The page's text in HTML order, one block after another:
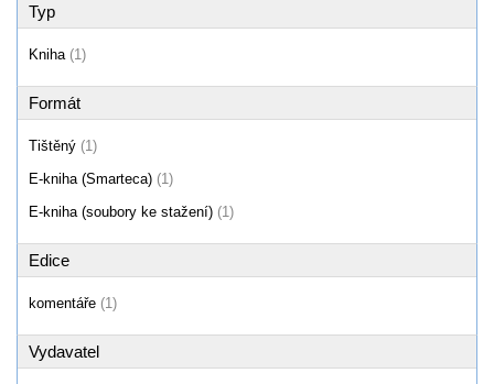
Typ
Kniha (1)
Formát
Tištěný (1)
E-kniha (Smarteca) (1)
E-kniha (soubory ke stažení) (1)
Edice
komentáře (1)
Vydavatel